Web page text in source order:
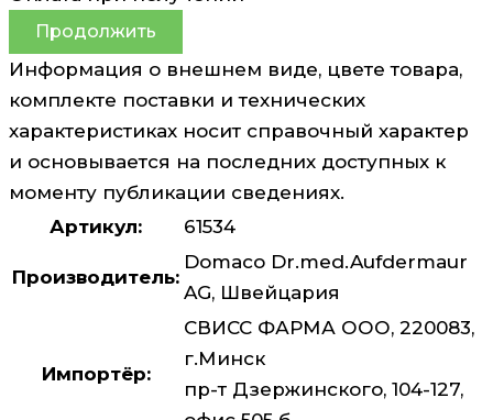
Продолжить
Информация о внешнем виде, цвете товара,
комплекте поставки и технических
характеристиках носит справочный характер
и основывается на последних доступных к
моменту публикации сведениях.
Артикул:
61534
Производитель:
Domaco Dr.med.Aufdermaur
AG, Швейцария
Импортёр:
СВИСС ФАРМА ООО, 220083,
г.Минск
пр-т Дзержинского, 104-127,